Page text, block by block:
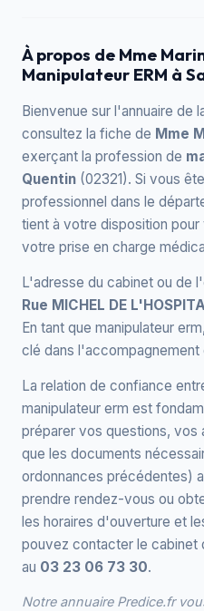
À propos de Mme
Manipulateur ERM à
Bienvenue sur l'annuaire de
consultez la fiche de Mme
exerçant la profession de
Quentin (02321). Si vous
professionnel dans le
tient à votre disposition
votre prise en charge
L'adresse du cabinet ou de
Rue MICHEL DE
En tant que manipulateur
clé dans l'accompagnement
La relation de confiance
manipulateur erm est
préparer vos questions, vos
que les documents
ordonnances précédentes)
prendre rendez-vous ou
les horaires d'ouverture et
pouvez contacter le cabinet
au 03 23 06 73 30.
Notre annuaire Predice.fr